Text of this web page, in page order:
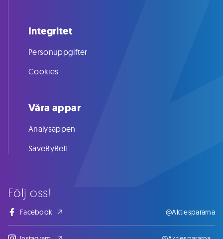
Följ oss!
Facebook @Aktiespararna
Integritet
Personuppgifter
Cookies
Våra appar
Analysappen
SaveByBell